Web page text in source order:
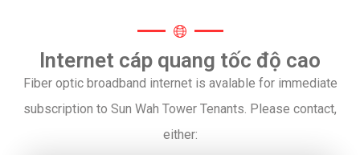
Internet cáp quang tốc độ cao
Fiber optic broadband internet is avalable for immediate
subscription to Sun Wah Tower Tenants. Please contact,
either: